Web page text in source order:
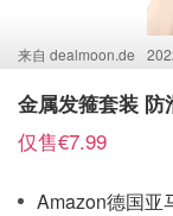
来自 dealmoon.de
金属发箍套装 防
仅售€7.99
Amazon德国亚